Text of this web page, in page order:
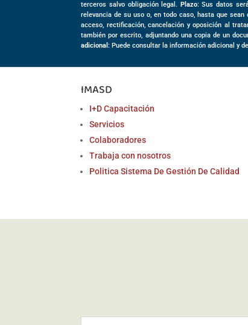
terceros salvo obligación legal. Plazo: Sus datos
relevancia de su uso o, en todo caso, hasta que
acceso, rectificación, cancelación y oposición al
también por escrito, adjuntando una copia de un
adicional: Puede consultar la información adicional y
IMASD
I+D Capacitación
Servicios
Colaboradores
Trabaja con nosotros
Politica Sistema De Gestión De Calidad